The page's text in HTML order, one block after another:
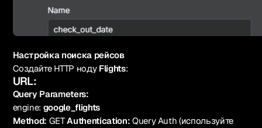
Настройка поиска рейсов
Создайте HTTP ноду Flights:
URL:
Query Parameters:
engine: google_flights
Method: GETAuthentication: Query Auth (используйте